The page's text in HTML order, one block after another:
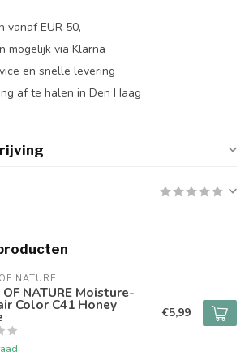
vanaf EUR 50,-
mogelijk via Klarna
en snelle levering
af te halen in Den Haag
NATURE
OF NATURE Moisture-
Color C41 Honey €5,99